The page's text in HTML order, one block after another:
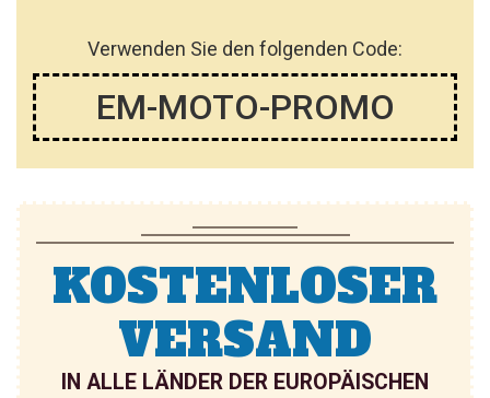
Verwenden Sie den folgenden Code:
EM-MOTO-PROMO
KOSTENLOSER
VERSAND
IN ALLE LÄNDER DER EUROPÄISCHEN